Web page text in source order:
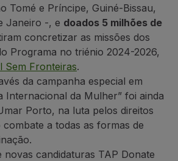
in
Tomé e Príncipe, Guiné-Bissau,
Janeiro -, e doados 5 milhões de
concretizar as missões dos
Programa no triénio 2024-2026,
Sem Fronteiras.
da campanha especial em
Internacional da Mulher” foi ainda
Porto, na luta pelos direitos
a todas as formas de
novas candidaturas TAP Donate